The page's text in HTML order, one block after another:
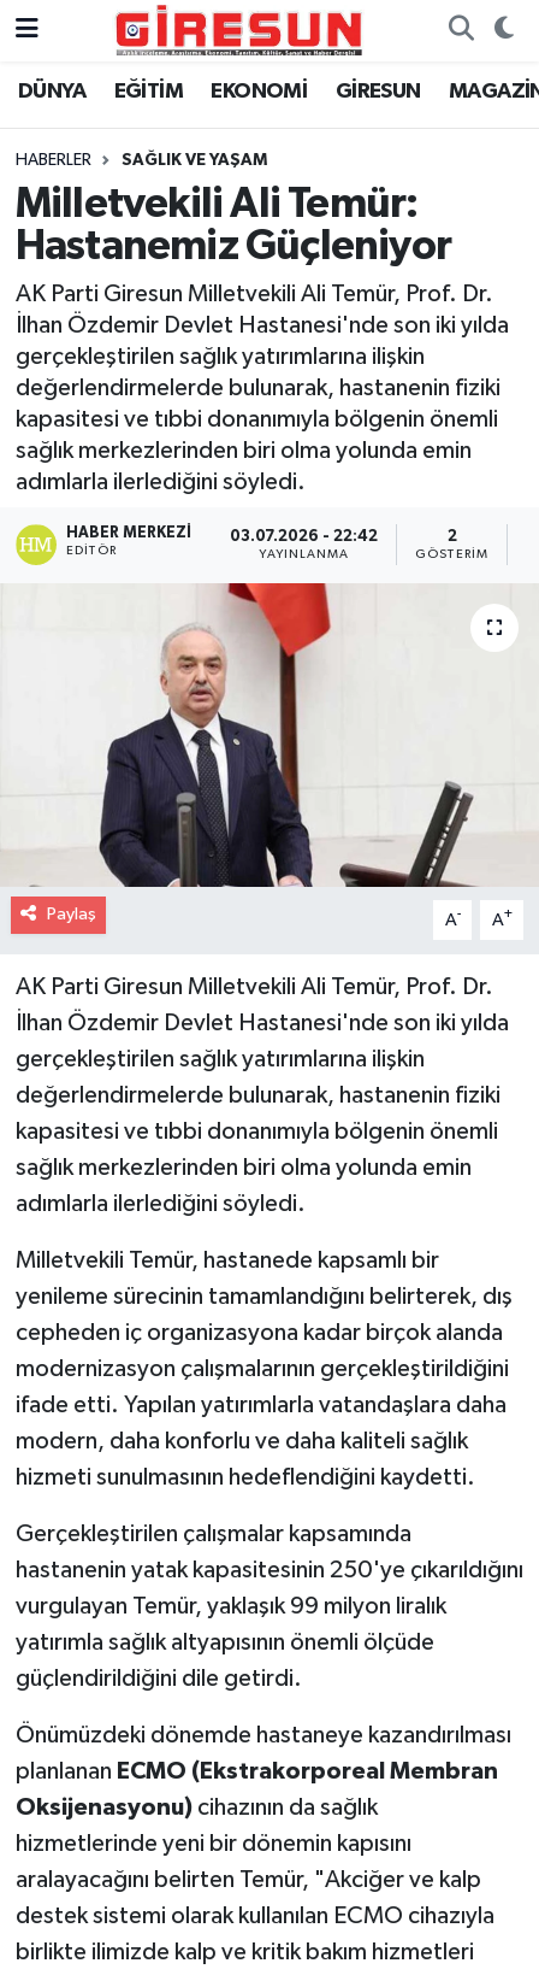
DÜNYA EĞİTİM EKONOMİ GİRESUN
HABERLER SAĞLIK VE YAŞAM
Milletvekili Ali Temür:
Hastanemiz Güçleniyor
AK Parti Giresun Milletvekili Ali Temür, Prof. Dr.
İlhan Özdemir Devlet Hastanesi'nde son iki yılda
gerçekleştirilen sağlık yatırımlarına ilişkin
değerlendirmelerde bulunarak, hastanenin fiziki
kapasitesi ve tıbbi donanımıyla bölgenin önemli
sağlık merkezlerinden biri olma yolunda emin
adımlarla ilerlediğini söyledi.
HABER MERKEZI
EDITÖR
03.07.2026 - 22:42
YAYINLANMA
2
GÖSTERIM
Paylaş A- A+
AK Parti Giresun Milletvekili Ali Temür, Prof. Dr.
İlhan Özdemir Devlet Hastanesi'nde son iki yılda
gerçekleştirilen sağlık yatırımlarına ilişkin
değerlendirmelerde bulunarak, hastanenin fiziki
kapasitesi ve tıbbi donanımıyla bölgenin önemli
sağlık merkezlerinden biri olma yolunda emin
adımlarla ilerlediğini söyledi.
Milletvekili Temür, hastanede kapsamlı bir
yenileme sürecinin tamamlandığını belirterek, dış
cepheden iç organizasyona kadar birçok alanda
modernizasyon çalışmalarının gerçekleştirildiğini
ifade etti. Yapılan yatırımlarla vatandaşlara daha
modern, daha konforlu ve daha kaliteli sağlık
hizmeti sunulmasının hedeflendiğini kaydetti.
Gerçekleştirilen çalışmalar kapsamında
hastanenin yatak kapasitesinin 250'ye çıkarıldığını
vurgulayan Temür, yaklaşık 99 milyon liralık
yatırımla sağlık altyapısının önemli ölçüde
güçlendirildiğini dile getirdi.
Önümüzdeki dönemde hastaneye kazandırılması
planlanan ECMO (Ekstrakorporeal Membran
Oksijenasyonu)cihazının da sağlık
hizmetlerinde yeni bir dönemin kapısını
aralayacağını belirten Temür, "Akciğer ve kalp
destek sistemi olarak kullanılan ECMO cihazıyla
birlikte ilimizde kalp ve kritik bakım hizmetleri
Hava Durumu
Trafik Durumu
Süper Lig Puan Durumu ve Fikstür
Son Dakika Haberleri
Haber Arşivi